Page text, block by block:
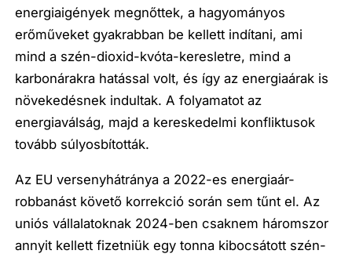
energiaigények megnőttek, a hagyományos
erőműveket gyakrabban be kellett indítani, ami
mind a szén-dioxid-kvóta-keresletre, mind a
karbonárakra hatással volt, és így az energiaárak is
növekedésnek indultak. A folyamatot az
energiaválság, majd a kereskedelmi konfliktusok
tovább súlyosbították.
Az EU versenyhátránya a 2022-es energiaár-
robbanást követő korrekció során sem tűnt el. Az
uniós vállalatoknak 2024-ben csaknem háromszor
annyit kellett fizetniük egy tonna kibocsátott szén-